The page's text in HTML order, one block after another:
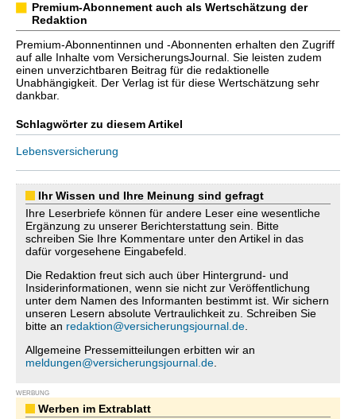
Premium-Abonnement auch als Wertschätzung der
Redaktion
Premium-Abonnentinnen und -Abonnenten erhalten den Zugriff
auf alle Inhalte vom VersicherungsJournal. Sie leisten zudem
einen unverzichtbaren Beitrag für die redaktionelle
Unabhängigkeit. Der Verlag ist für diese Wertschätzung sehr
dankbar.
Schlagwörter zu diesem Artikel
Lebensversicherung
Ihr Wissen und Ihre Meinung sind gefragt
Ihre Leserbriefe können für andere Leser eine wesentliche
Ergänzung zu unserer Berichterstattung sein. Bitte
schreiben Sie Ihre Kommentare unter den Artikel in das
dafür vorgesehene Eingabefeld.
Die Redaktion freut sich auch über Hintergrund- und
Insiderinformationen, wenn sie nicht zur Veröffentlichung
unter dem Namen des Informanten bestimmt ist. Wir sichern
unseren Lesern absolute Vertraulichkeit zu. Schreiben Sie
bitte an redaktion@versicherungsjournal.de
Allgemeine Pressemitteilungen erbitten wir an
meldungen@versicherungsjournal.de
WERBUNG
Werben im Extrablatt